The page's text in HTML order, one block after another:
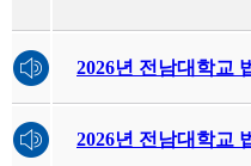
2026년 전남대학교
2026년 전남대학교